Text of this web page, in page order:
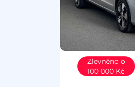
Zlevněno o
100 000 Kč